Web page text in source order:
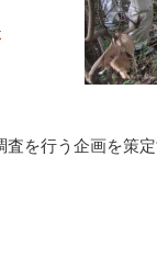
を行う企画を策